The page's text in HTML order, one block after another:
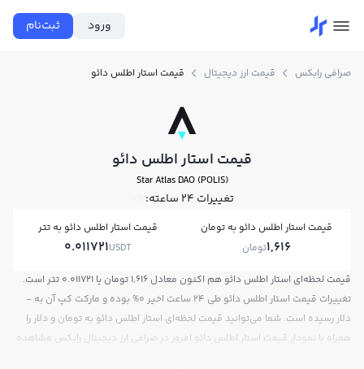
ورود ثبت‌نام
صرافی رابکس قیمت ارز دیجیتال قیمت استار اطلس دائو
قیمت استار اطلس دائو
Star Atlas DAO (POLIS)
تغییرات ۲۴ ساعته: 0%
قیمت استار اطلس دائو به تومان
1,616تومان
قیمت استار اطلس دائو به تتر
0.011721USDT
قیمت لحظه‌ای استار اطلس دائو هم اکنون معادل 1,616 تومان یا 0.011721 تتر است.
تغییرات قیمت استار اطلس دائو طی 24 ساعت اخیر 0% بوده و مارکت کپ آن به -
دلار رسیده است. شما می‌توانید قیمت لحظه‌ای استار اطلس دائو به تومان و دلار را
همراه با نمودار قیمت استار اطلس دائو امروز در صرافی ارز دیجیتال رابکس مشاهده